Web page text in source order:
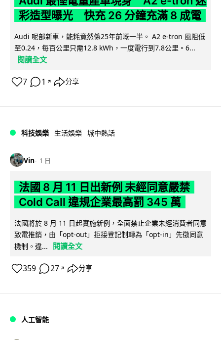
彩造型曝光 快充 26 分鐘充滿 8 成電
Audi 呢部新車，能耗竟然係25年前嘅一半。 A2 e-tron 風阻低
至0.24，每百公里只需12.8 kWh，一度電行到7.8公里。6...
閱讀全文
7 1 ↗ 分享
科技娛樂 生活娛樂 城中熱話
Vin 1 日
法國 8 月 11 日出新例 未經同意嚴禁
Cold Call 違規企業最高罰 345 萬
法國將於 8 月 11 日起實施新例，全面禁止企業未經消費者同意
致電推銷，由「opt-out」拒接登記制轉為「opt-in」先徵同意
機制。違...
閱讀全文
359 27 ↗ 分享
人工智能